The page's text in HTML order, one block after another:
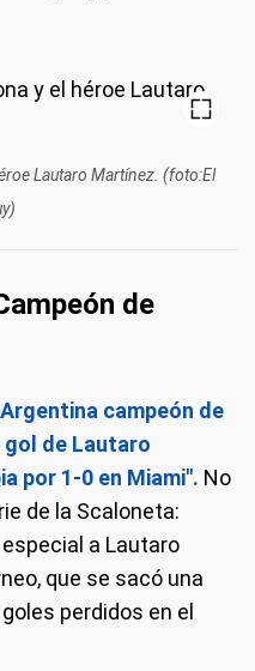
Lautaro Martínez. (foto:El
de
campeón de
gol de Lautaro
por 1-0 en Miami". No
de la Scaloneta:
a Lautaro
que se sacó una
perdidos en el